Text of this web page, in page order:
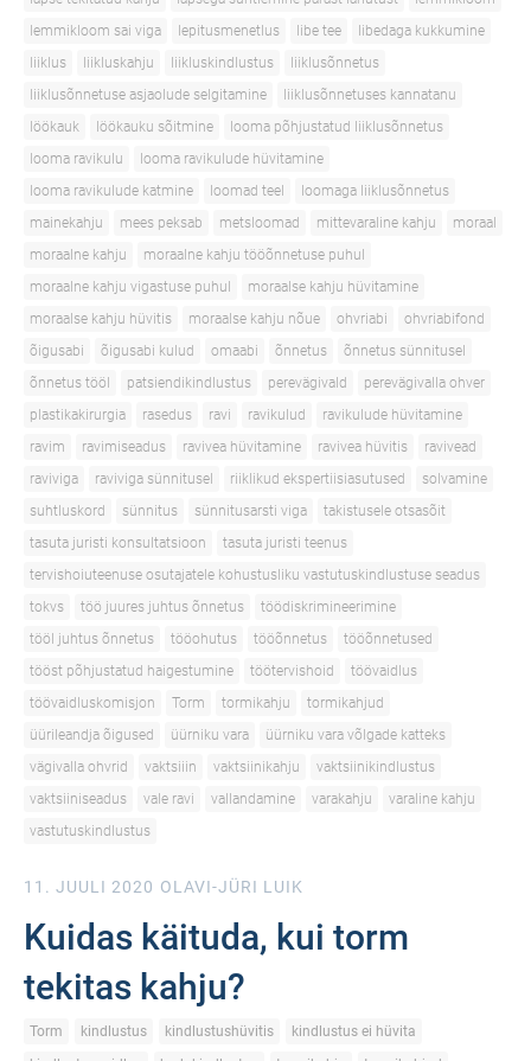
lemmikloom sai viga
lepitusmenetlus libe tee
libedaga kukkumine
liiklus
liikluskahju liikluskindlustus
liiklusõnnetus
liiklusõnnetuse asjaolude selgitamine
liiklusõnnetuses kannatanu
löökauk
löökauku sõitmine
looma põhjustatud liiklusõnnetus
looma ravikulu
looma ravikulude hüvitamine
looma ravikulude katmine
loomad teel
loomaga liiklusõnnetus
mainekahju
mees peksab metsloomad mittevaraline kahju
moraal
moraalne kahju
moraalne kahju tööõnnetuse puhul
moraalne kahju vigastuse puhul
moraalse kahju hüvitamine
moraalse kahju hüvitis
moraalse kahju nõue ohvriabi
ohvriabifond
õigusabi
õigusabi kulud omaabi õnnetus
õnnetus sünnitusel
õnnetus tööl
patsiendikindlustus perevägivald
perevägivalla ohver
plastikakirurgia
rasedus ravi ravikulud
ravikulude hüvitamine
ravim
ravimiseadus ravivea hüvitamine ravivea hüvitis
ravivead
raviviga
raviviga sünnitusel riiklikud ekspertiisiasutused
solvamine
suhtluskord
sünnitus sünnitusarsti viga
takistusele otsasõit
tasuta juristi konsultatsioon
tasuta juristi teenus
tervishoiuteenuse osutajatele kohustusliku vastutuskindlustuse seadus
tokvs
töö juures juhtus õnnetus
töödiskrimineerimine
tööl juhtus õnnetus
tööohutus tööõnnetus
tööõnnetused
tööst põhjustatud haigestumine
töötervishoid
töövaidlus
töövaidluskomisjon
Torm tormikahju
tormikahjud
üürileandja õigused
üürniku vara
üürniku vara võlgade katteks
vägivalla ohvrid
vaktsiiin vaktsiinikahju
vaktsiinikindlustus
vaktsiiniseadus
vale ravi vallandamine varakahju
varaline kahju
vastutuskindlustus
11. JUULI 2020 OLAVI-JÜRI LUIK
Kuidas käituda, kui torm
tekitas kahju?
Torm kindlustus kindlustushüvitis
kindlustus ei hüvita